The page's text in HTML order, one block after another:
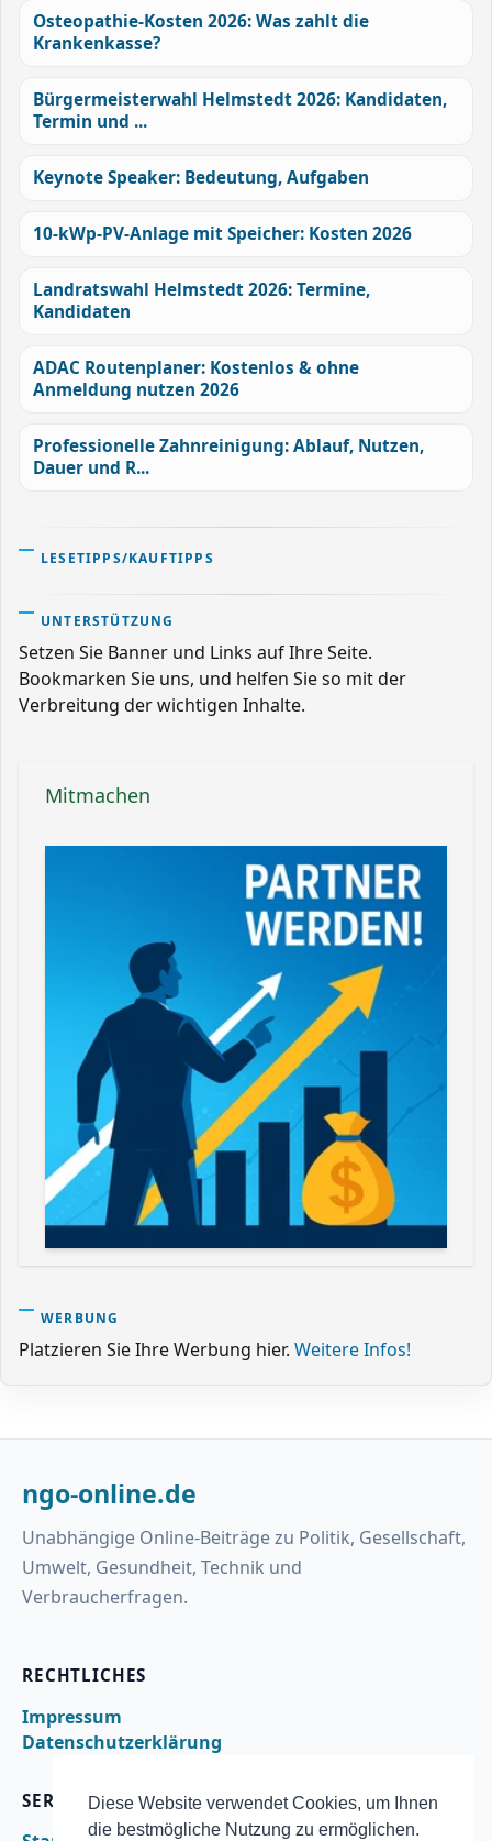
Diese Website verwendet Cookies, um Ihnen
die bestmögliche Nutzung zu ermöglichen.
Osteopathie-Kosten 2026: Was zahlt die
Krankenkasse?
Bürgermeisterwahl Helmstedt 2026: Kandidaten,
Termin und ...
Keynote Speaker: Bedeutung, Aufgaben
10-kWp-PV-Anlage mit Speicher: Kosten 2026
Landratswahl Helmstedt 2026: Termine,
Kandidaten
ADAC Routenplaner: Kostenlos & ohne
Anmeldung nutzen 2026
Professionelle Zahnreinigung: Ablauf, Nutzen,
Dauer und R...
LESETIPPS/KAUFTIPPS
UNTERSTÜTZUNG
Setzen Sie Banner und Links auf Ihre Seite.
Bookmarken Sie uns, und helfen Sie so mit der
Verbreitung der wichtigen Inhalte.
Mitmachen
WERBUNG
Platzieren Sie Ihre Werbung hier. Weitere Infos!
ngo-online.de
Unabhängige Online-Beiträge zu Politik, Gesellschaft,
Umwelt, Gesundheit, Technik und
Verbraucherfragen.
RECHTLICHES
Impressum
Datenschutzerklärung
SERVICE